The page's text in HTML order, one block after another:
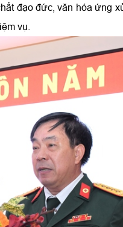
đạo đức, văn hóa ứng
vụ.